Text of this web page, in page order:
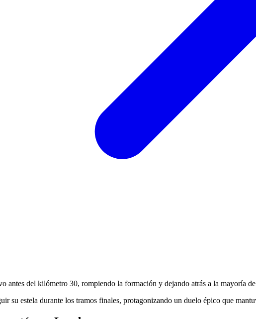
antes del kilómetro 30, rompiendo la formación y dejando atrás a la mayoría
su estela durante los tramos finales, protagonizando un duelo épico que